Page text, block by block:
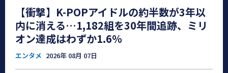
【衝撃】K-POPアイドルの約半数が3年以
内に消える…1,182組を30年間追跡、ミリ
オン達成はわずか1.6％
エンタメ 2026年 08月 07日